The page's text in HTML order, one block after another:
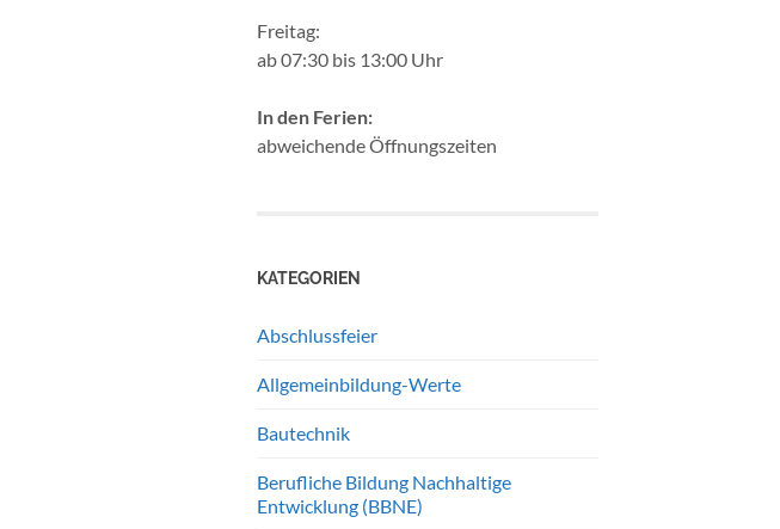
Freitag:
ab 07:30 bis 13:00 Uhr
In den Ferien:
abweichende Öffnungszeiten
KATEGORIEN
Abschlussfeier
Allgemeinbildung-Werte
Bautechnik
Berufliche Bildung Nachhaltige
Entwicklung (BBNE)